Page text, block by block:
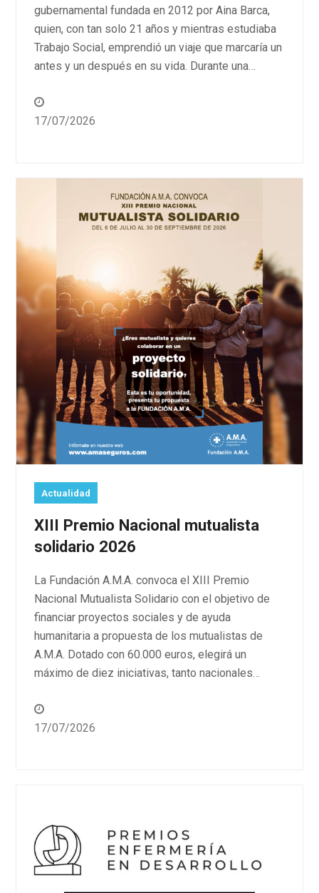
gubernamental fundada en 2012 por Aina Barca,
quien, con tan solo 21 años y mientras estudiaba
Trabajo Social, emprendió un viaje que marcaría un
antes y un después en su vida. Durante una…
17/07/2026
Actualidad
XIII Premio Nacional mutualista
solidario 2026
La Fundación A.M.A. convoca el XIII Premio
Nacional Mutualista Solidario con el objetivo de
financiar proyectos sociales y de ayuda
humanitaria a propuesta de los mutualistas de
A.M.A. Dotado con 60.000 euros, elegirá un
máximo de diez iniciativas, tanto nacionales…
17/07/2026